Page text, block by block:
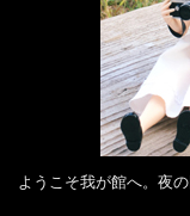
ようこそ我が館へ。夜